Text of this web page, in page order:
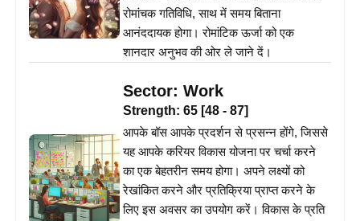
रोमांचक गतिविधि, साथ में समय बिताना
आनंददायक होगा। रोमांटिक ऊर्जा को एक
शानदार अनुभव की ओर ले जाने दें।
Sector: Work
Strength: 65 [48 - 87]
आपके बॉस आपके प्रदर्शन से प्रसन्न होंगे, जिससे
यह आपके करियर विकास योजना पर चर्चा करने
का एक बेहतरीन समय होगा। अपने लक्ष्यों को
रेखांकित करने और प्रतिक्रिया प्राप्त करने के
लिए इस अवसर का उपयोग करें। विकास के प्रति